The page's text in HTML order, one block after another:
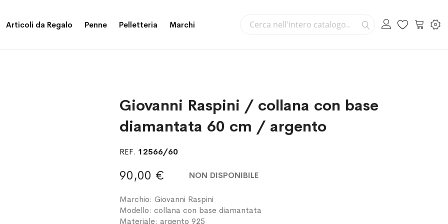
Articoli da Regalo Penne Pelletteria Marchi Cerca
Carrello
Giovanni Raspini / collana con base
diamantata 60 cm / argento
REF. 12566/60
90,00 € NON DISPONIBILE
Marchio: Giovanni Raspini
Modello: collana con base diamantata
Materiale: argento 925